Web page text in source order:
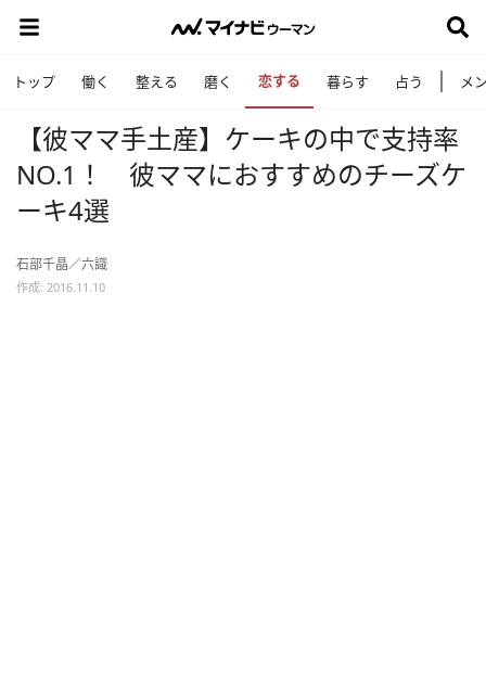
トップ 働く 整える 磨く 恋する 暮らす 占う メ
【彼ママ手土産】ケーキの中で支持率
NO.1！ 彼ママにおすすめのチーズケ
ーキ4選
石部千晶／六識
作成: 2016.11.10